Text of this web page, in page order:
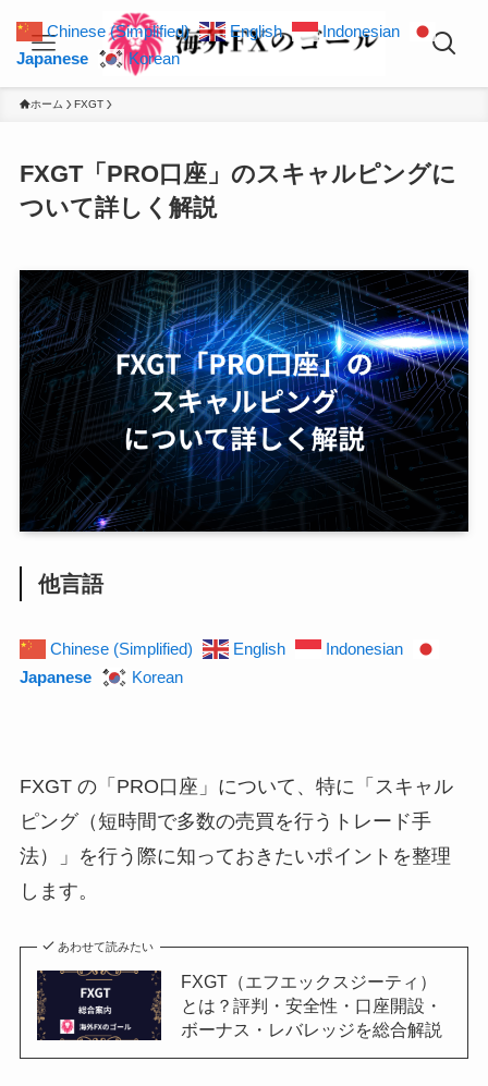
ホーム FXGT
FXGT「PRO口座」のスキャルピングに
ついて詳しく解説
他言語
Chinese (Simplified) English
Indonesian
Japanese
Korean
FXGT の「PRO口座」について、特に「スキャル
ピング（短時間で多数の売買を行うトレード手
法）」を行う際に知っておきたいポイントを整理
します。
あわせて読みたい
FXGT（エフエックスジーティ）
とは？評判・安全性・口座開設・
ボーナス・レバレッジを総合解説
Chinese (Simplified) English
Indonesian
Japanese
Korean